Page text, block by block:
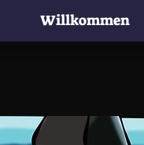
Willkommen